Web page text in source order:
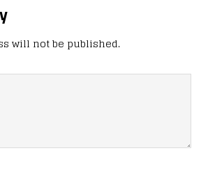
will not be published.